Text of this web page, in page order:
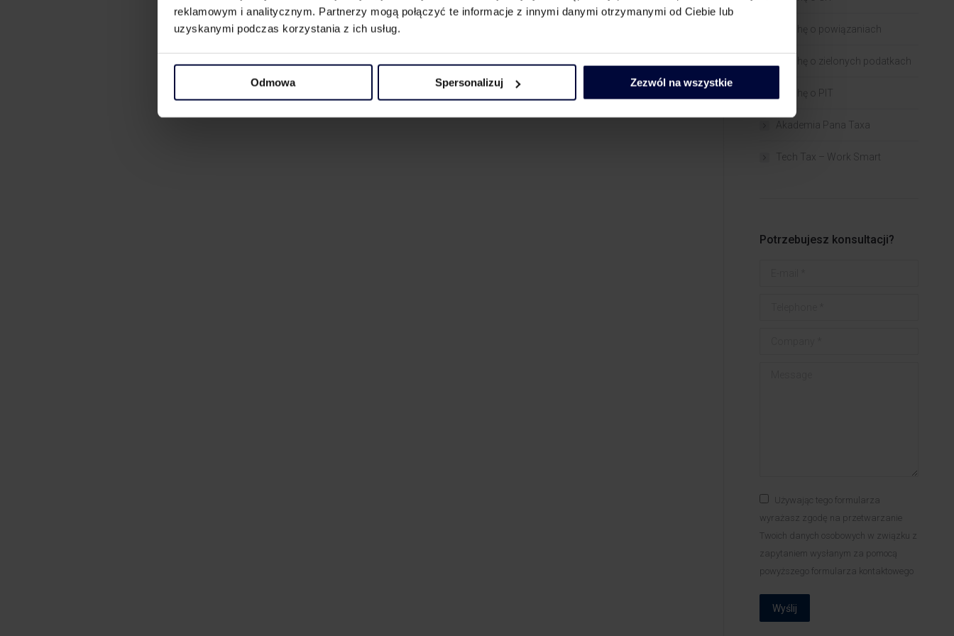
reklamowym i analitycznym. Partnerzy mogą połączyć te informacje z innymi danymi otrzymanymi od Ciebie lub
uzyskanymi podczas korzystania z ich usług.
Odmowa Spersonalizuj Zezwól na wszystkie
Trochę o powiązaniach​
Trochę o zielonych podatkach
Trochę o PIT
Akademia Pana Taxa
Tech Tax – Work Smart
Potrzebujesz konsultacji?
Używając tego formularza
wyrażasz zgodę na przetwarzanie
Twoich danych osobowych w związku z
zapytaniem wysłanym za pomocą
powyższego formularza kontaktowego
Wyślij